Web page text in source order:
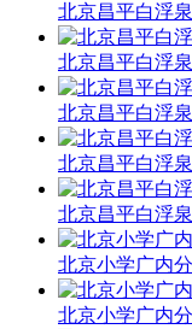
北京昌平白浮
北京昌平白浮
北京昌平白浮
北京昌平白浮
北京昌平白浮
北京小学广内
北京小学广内